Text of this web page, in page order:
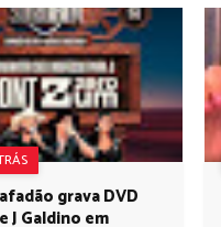
grava DVD
J Galdino em